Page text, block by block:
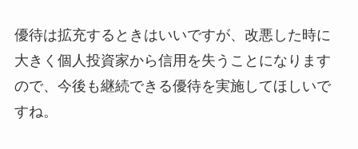
優待は拡充するときはいいですが、改悪した時に
大きく個人投資家から信用を失うことになります
ので、今後も継続できる優待を実施してほしいで
すね。